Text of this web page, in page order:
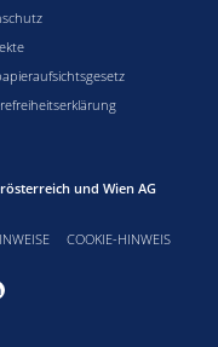
und Wien AG
COOKIE-HINWEIS
öffnet neues Fenster
HYPO NOE, öffnet neues
Profil von HYPO NOE, öffnet
Profil von HYPO NOE, öffnet